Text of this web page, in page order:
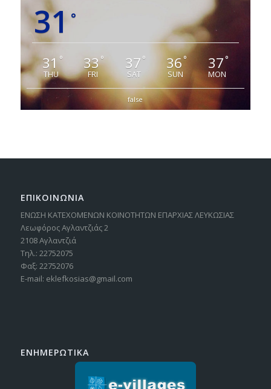
31 °
31°
THU
33°
FRI
37 °
SAT
36°
SUN
37°
MON
false
ΕΠΙΚΟΙΝΩΝΙΑ
ΕΝΩΣΗ ΚΑΤΕΧΟΜΕΝΩΝ ΚΟΙΝΟΤΗΤΩΝ ΕΠΑΡΧΙΑΣ ΛΕΥΚΩΣΙΑΣ
Λεωφόρος Αγλαντζιάς 2
2108 Αγλαντζιά
Τηλ.: 22752075
Φαξ: 22752076
E-mail: eklefkosias@gmail.com
ΕΝΗΜΕΡΩΤΙΚΑ